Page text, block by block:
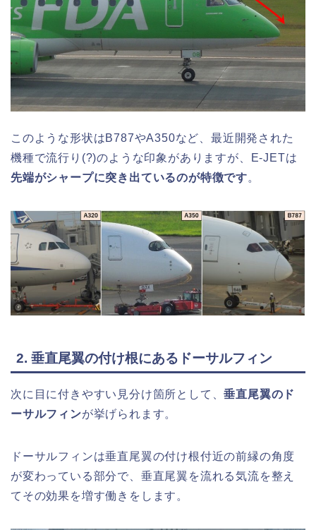
このような形状はB787やA350など、最近開発された
機種で流行り(?)のような印象がありますが、E-JETは
先端がシャープに突き出ているのが特徴です。
2. 垂直尾翼の付け根にあるドーサルフィン
次に目に付きやすい見分け箇所として、垂直尾翼のド
ーサルフィンが挙げられます。
ドーサルフィンは垂直尾翼の付け根付近の前縁の角度
が変わっている部分で、垂直尾翼を流れる気流を整え
てその効果を増す働きをします。